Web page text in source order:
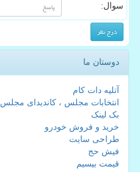
سوال:
دوستان ما
آتلیه دات کام
انتخابات مجلس ، کاندیدای مجلس
بک لینک
خرید و فروش خودرو
طراحی سایت
فیش حج
قیمت بیسیم